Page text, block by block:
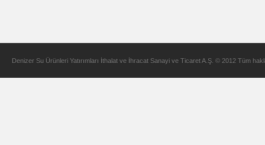
Denizer Su Ürünleri Yatırımları İthalat ve İhracat Sanayi ve Ticaret A.Ş. © 2012 Tüm